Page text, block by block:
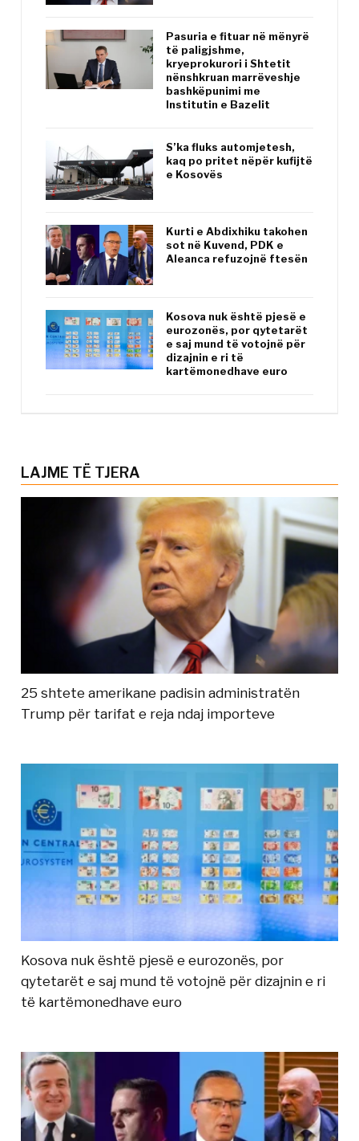
Pasuria e fituar në mënyrë
të paligjshme,
kryeprokurori i Shtetit
nënshkruan marrëveshje
bashkëpunimi me
Institutin e Bazelit
S’ka fluks automjetesh,
kaq po pritet nëpër kufijtë
e Kosovës
Kurti e Abdixhiku takohen
sot në Kuvend, PDK e
Aleanca refuzojnë ftesën
Kosova nuk është pjesë e
eurozonës, por qytetarët
e saj mund të votojnë për
dizajnin e ri të
kartëmonedhave euro
LAJME TË TJERA
25 shtete amerikane padisin administratën
Trump për tarifat e reja ndaj importeve
Kosova nuk është pjesë e eurozonës, por
qytetarët e saj mund të votojnë për dizajnin e ri
të kartëmonedhave euro